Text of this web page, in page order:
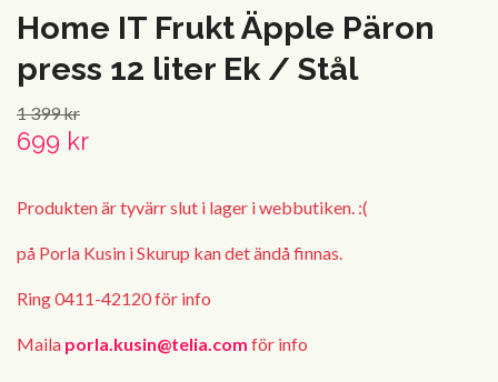
Home IT Frukt Äpple Päron
press 12 liter Ek / Stål
1 399 kr
699 kr
Produkten är tyvärr slut i lager i webbutiken. :(
på Porla Kusin i Skurup kan det ändå finnas.
Ring 0411-42120 för info
Maila porla.kusin@telia.com för info